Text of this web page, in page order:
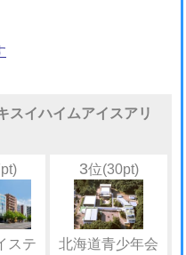
スイハイムアイスアリ
ステ
3位(30pt)
北海道青少年会